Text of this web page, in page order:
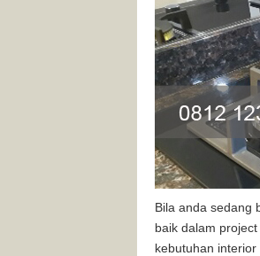
Bila anda sedang
baik dalam
kebutuhan interior